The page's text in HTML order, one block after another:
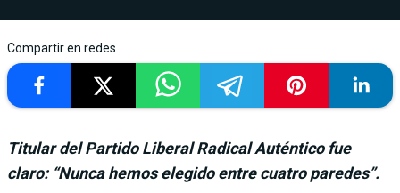
Compartir en redes
Titular del Partido Liberal Radical Auténtico fue
claro: “Nunca hemos elegido entre cuatro paredes”.